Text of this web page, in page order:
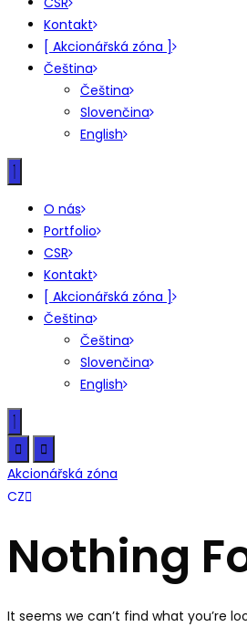
Kontakt
[ Akcionářská zóna ]
Čeština
Čeština
Slovenčina
English
O nás
Portfolio
CSR
Kontakt
[ Akcionářská zóna ]
Čeština
Čeština
Slovenčina
English
Akcionářská zóna
CZ
SK
EN
Nothing
It seems we can’t find what you’re